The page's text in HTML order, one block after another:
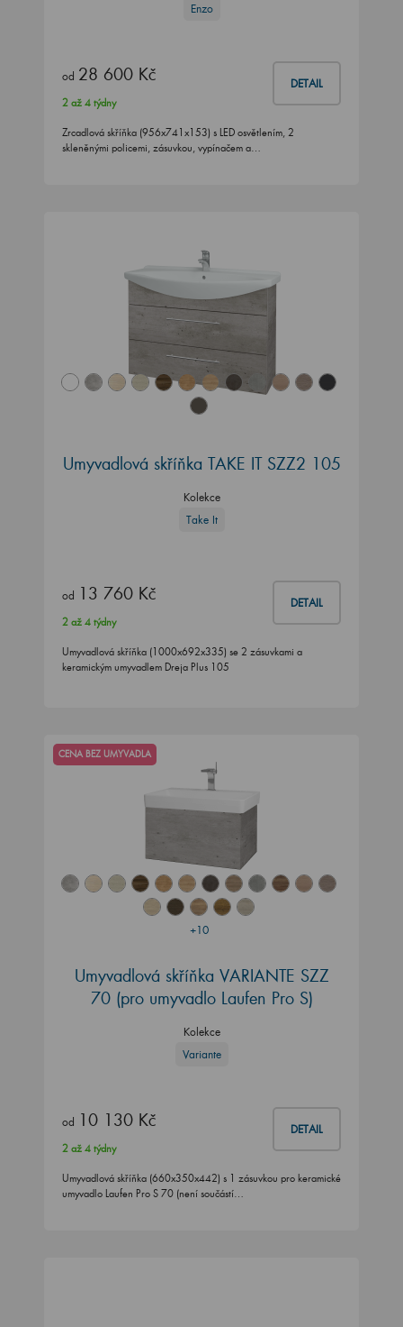
Enzo
od 28 600 Kč DETAIL
2 až 4 týdny
Zrcadlová skříňka (956x741x153) s LED osvětlením, 2
skleněnými policemi, zásuvkou, vypínačem a…
Umyvadlová skříňka TAKE IT SZZ2 105
Kolekce
Take It
od 13 760 Kč DETAIL
2 až 4 týdny
Umyvadlová skříňka (1000x692x335) se 2 zásuvkami a
keramickým umyvadlem Dreja Plus 105
+10
CENA BEZ UMYVADLA
Umyvadlová skříňka VARIANTE SZZ
70 (pro umyvadlo Laufen Pro S)
Kolekce
Variante
od 10 130 Kč DETAIL
2 až 4 týdny
Umyvadlová skříňka (660x350x442) s 1 zásuvkou pro keramické
umyvadlo Laufen Pro S 70 (není součástí…